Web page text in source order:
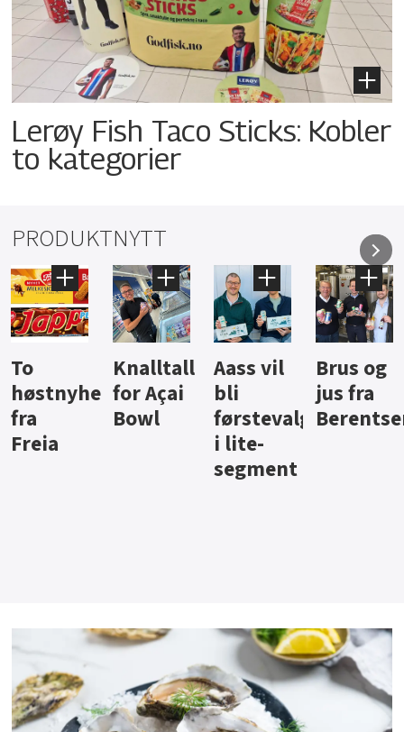
Lerøy Fish Taco Sticks: Kobler
to kategorier
PRODUKTNYTT
Knalltall
for Açai
Bowl
Aass vil
bli
førstevalg
Brus og
jus fra
Berentsen
Hard
iste fra
Hansa